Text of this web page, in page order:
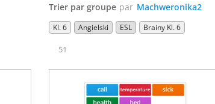
Trier par groupe par Machweronika2
Kl. 6 Angielski ESL Brainy Kl. 6
51